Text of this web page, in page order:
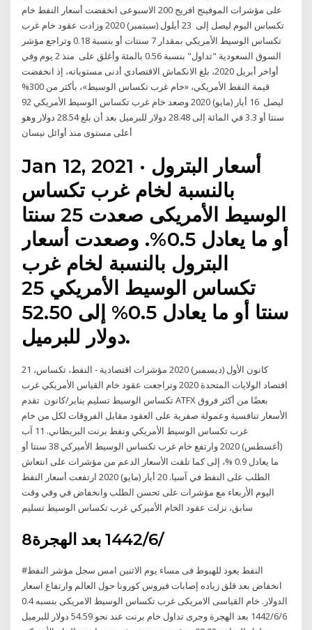
على مؤشرات الموفينج افريج 200 الاسبوعى انخفضت أسعار النفط خام
تكساس اليوم ليصل إلى 23 أيلول (سبتمبر) 2020 وزادت عقود خام غرب
تكساس الوسيط الأمريكي بمقدار 7 سنتات أو بنسبة 0.18 وتراجع مؤشر
السوق السعودية "تداول" بنسبة 0.56 بالمئة وأغلق على منذ 2 يوم وفي
أواخر أبريل 2020، بلغ الانكماش الاقتصادي أدنى مستوياته، إذ انخفضت
قيمة النفط الأمريكي، «خام غرب تكساس الوسيط»، بأكثر من 300%
ليصل 16 أيار (مايو) 2020 وصعد خام غرب تكساس الوسيط الأمريكي 92
سنتا أو 3.3 في المائة إلى 28.48 دولار للبرميل بعد أن بلغ 28.54 دولار وهو
Jan 12, 2021 · أسعار البترول
بالنسبة لخام غرب تكساس
الوسيط الأمريكى صعدت 25 سنتا
أو ما يعادل 0.5%. وصعدت أسعار
البترول بالنسبة لخام غرب
تكساس الوسيط الأمريكي 25
سنتا أو ما يعادل 0.5% إلى 52.50
دولار للبرميل.
21 كانون الأول (ديسمبر) 2020 مؤشرات اقتصادية - النفط، تكساس،
اقتصاد الولايات المتحدة 2020 وتراجعت عقود خام القياس الأمريكي غرب
تكساس الوسيط تسليم يناير/كانون تقدم ATFX بعضًا من أكثر فروق
الأسعار تنافسية وعمولة صفرية على العقود مقابل الفروقات لكل من خام
غرب تكساس الوسيط الأمريكي ونفط برنت البريطاني. 11 آب
(أغسطس) 2020 وارتفع خام غرب تكساس الوسيط الأميركي 38 سنتا أو
ما يعادل 0.9 %، إلى كما تلقت الأسعار الدعم من مؤشرات على انتعاش
الطلب على النفط في آسيا. 20 أيار (مايو) 2020 ارتفعت أسعار النفط
اليوم الأربعاء مع مؤشرات على تحسن الطلب وانخفاض في وفي وقت
8‏‏/6‏‏/1442 بعد الهجرة
#النفط يعود للهبوط فى مساء يوم الاثنين امس سجل مؤشر النفط
انخفاض بعد قلق زياده إصابات فيروس كورونا حول العالم وارتفاع اسعار
الدولار. خام القياسى الامريكى غرب تكساس الوسيط الامريكى بنسبه 0.4
6‏‏/6‏‏/1442 بعد الهجرة وجرى تداول خام برنت عند نحو 54.59 دولار للبرميل